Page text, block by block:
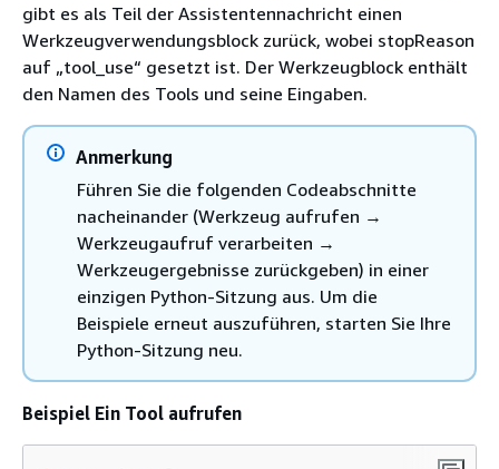
gibt es als Teil der Assistentennachricht einen
Werkzeugverwendungsblock zurück, wobei stopReason
auf „tool_use“ gesetzt ist. Der Werkzeugblock enthält
den Namen des Tools und seine Eingaben.
Anmerkung
Führen Sie die folgenden Codeabschnitte
nacheinander (Werkzeug aufrufen →
Werkzeugaufruf verarbeiten →
Werkzeugergebnisse zurückgeben) in einer
einzigen Python-Sitzung aus. Um die
Beispiele erneut auszuführen, starten Sie Ihre
Python-Sitzung neu.
Beispiel Ein Tool aufrufen